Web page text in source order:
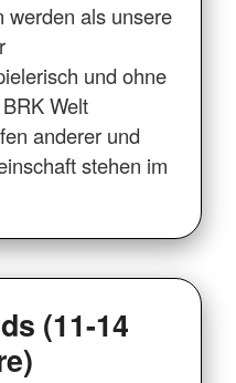
werden als unsere
und ohne
Welt
anderer und
stehen im
(11-14